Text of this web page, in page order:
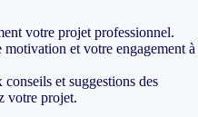
votre projet professionnel.
et votre engagement à
et suggestions des
votre projet.